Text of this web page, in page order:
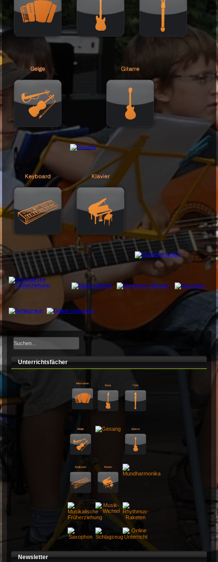
Unterrichtsfächer
Unterrichtsfächer